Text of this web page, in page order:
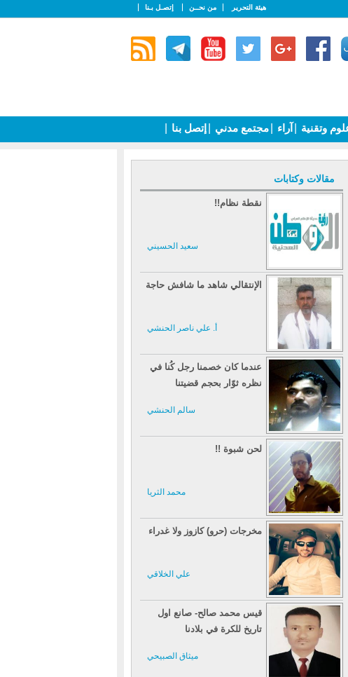
هيئة التحرير من نحــن إتصـل بـنا
وتقنية آراء مجتمع مدني إتصل بنا
مقالات وكتابات
نقطة نظام!!
سعيد الحسيني
الإنتقالي شاهد ما شافش حاجة
أ. علي ناصر الحنشي
عندما كان خصمنا رجل كُنا في
نظره ثوّار بحجم قضيتنا
سالم الحنشي
لحن شبوة !!
محمد الثريا
مخرجات (حرو) كازوز ولا غدراء
علي الخلاقي
قيس محمد صالح- صانع اول
تاريخ للكرة في بلادنا
ميثاق الصبيحي